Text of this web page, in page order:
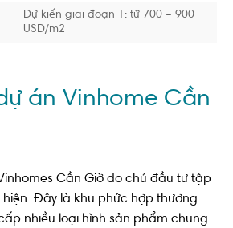
USD/m2
Đây là khu phức hợp thương
nhiều loại hình sản phẩm chung
đô thị lên đến 2.870ha gồm 5